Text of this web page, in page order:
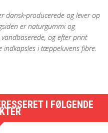
dansk-producerede og lever op
er naturgummi og
og efter print
i tæppeluvens fibre.
I FØLGENDE